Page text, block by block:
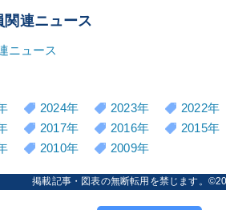
連ニュース
ニュース
2024年 2023年
2022年
2017年 2016年
2015年
2010年 2009年
掲載記事・図表の無断転用を禁じます。